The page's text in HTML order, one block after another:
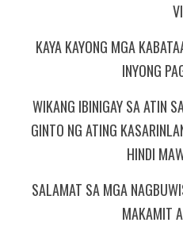
VI
KAYA KAYONG MGA
INYONG
WIKANG IBINIGAY SA ATIN
GINTO NG ATING
HINDI
SALAMAT SA MGA
MAKAMIT